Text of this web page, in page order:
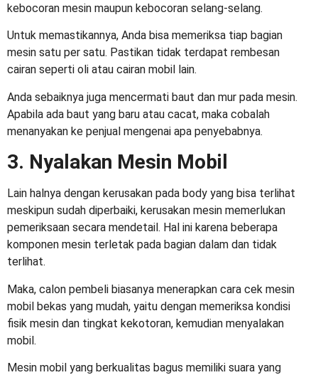
kebocoran mesin maupun kebocoran selang-selang.
Untuk memastikannya, Anda bisa memeriksa tiap bagian
mesin satu per satu. Pastikan tidak terdapat rembesan
cairan seperti oli atau cairan mobil lain.
Anda sebaiknya juga mencermati baut dan mur pada mesin.
Apabila ada baut yang baru atau cacat, maka cobalah
menanyakan ke penjual mengenai apa penyebabnya.
3. Nyalakan Mesin Mobil
Lain halnya dengan kerusakan pada body yang bisa terlihat
meskipun sudah diperbaiki, kerusakan mesin memerlukan
pemeriksaan secara mendetail. Hal ini karena beberapa
komponen mesin terletak pada bagian dalam dan tidak
terlihat.
Maka, calon pembeli biasanya menerapkan cara cek mesin
mobil bekas yang mudah, yaitu dengan memeriksa kondisi
fisik mesin dan tingkat kekotoran, kemudian menyalakan
mobil.
Mesin mobil yang berkualitas bagus memiliki suara yang